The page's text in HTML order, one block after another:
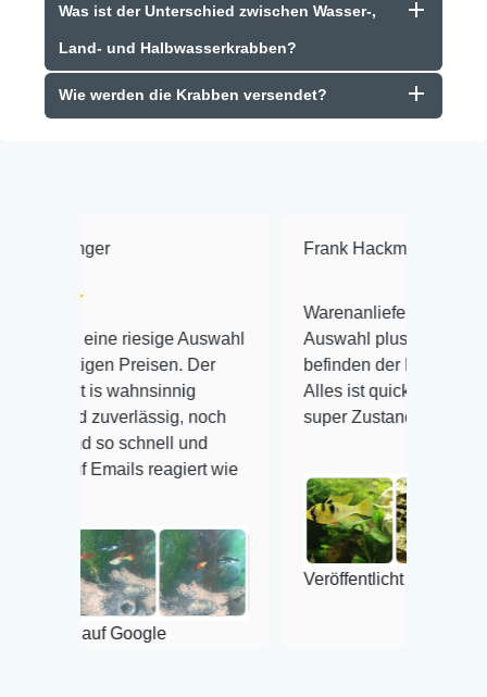
Was ist der Unterschied zwischen Wasser-,
Land- und Halbwasserkrabben?
Wie werden die Krabben versendet?
riesige Auswahl
Preisen. Der
noch
und
reagiert wie
Frank Hackmayer ★★★★
Warenanlieferung Top und die
Auswahl plus gesundheitliches
befinden der Fische einwandfrei.
Alles ist quick lebendig und im
super Zustand. Gerne wieder 😃
Veröffentlicht auf Google